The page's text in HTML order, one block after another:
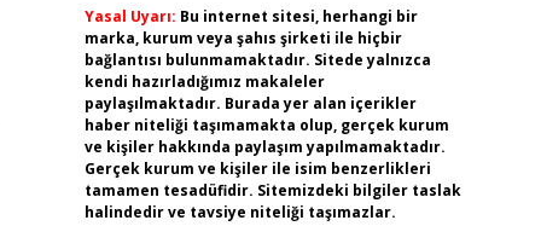
Yasal Uyarı: Bu internet sitesi, herhangi bir
marka, kurum veya şahıs şirketi ile hiçbir
bağlantısı bulunmamaktadır. Sitede yalnızca
kendi hazırladığımız makaleler
paylaşılmaktadır. Burada yer alan içerikler
haber niteliği taşımamakta olup, gerçek kurum
ve kişiler hakkında paylaşım yapılmamaktadır.
Gerçek kurum ve kişiler ile isim benzerlikleri
tamamen tesadüfidir. Sitemizdeki bilgiler taslak
halindedir ve tavsiye niteliği taşımazlar.